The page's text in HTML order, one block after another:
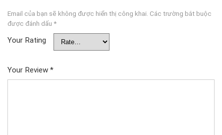
Email của bạn sẽ không được hiển thị công khai. Các trường bắt buộc
được đánh dấu *
Your Rating
Your Review *